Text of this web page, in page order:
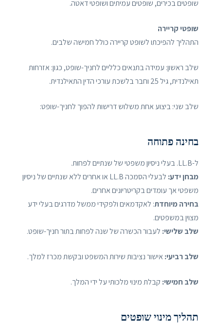
שופטים בכירים, שופטים עמיתים ושופטי דאטה.
שופטי קריירה
התהליך להפיכתו לשופט קריירה כולל חמישה שלבים.
שלב ראשון: עמידה בתנאים כלליים לחניך-שופט, כגון: אזרחות
תאילנדית, גיל 25 וחבר בלשכת עורכי הדין התאילנדית.
שלב שני: ביצוע אחת משלוש דרישות להפוך לחניך-שופט:
בחינה פתוחה
ל-LL.B. בעלי ניסיון משפטי של שנתיים לפחות.
מבחן ידע:
לבעלי הסמכה LL.B או אחרים ללא שנתיים של ניסיון
משפטי אך עומדים בקריטריונים אחרים.
בחירה מיוחדת: לאקדמאים ולפקידי ממשל מדרגים בעלי ידע
מצוין במשפטים.
שלב שלישי: לעבור הכשרה של שנה לפחות בתור חניך-שופט.
שלב רביעי: אישור נציבות שירות המשפט ובקשת מכרז למלך.
שלב חמישי: קבלת מינוי מלכותי על ידי המלך.
תהליך מינוי שופטים